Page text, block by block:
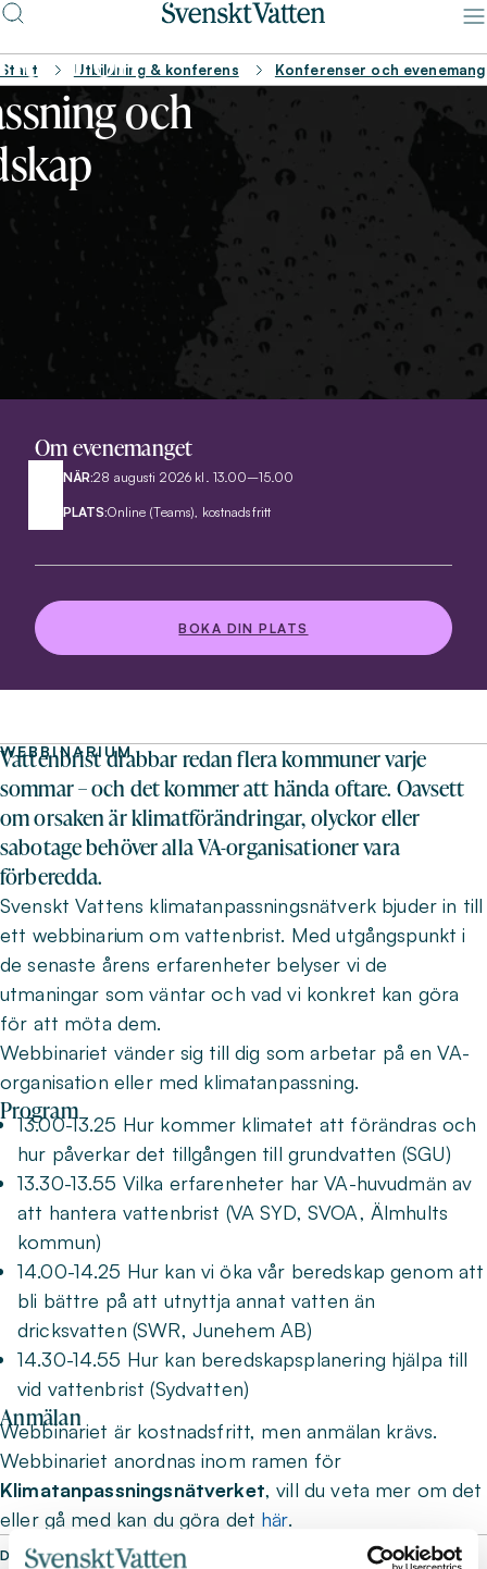
Start Utbildning & konferens Konferenser och evenemang
om
och
Om evenemanget
NÄR:28 augusti 2026 kl. 13.00–15.00
PLATS:Online (Teams), kostnadsfritt
BOKA DIN PLATS
WEBBINARIUM
Vattenbrist drabbar redan flera kommuner varje
sommar – och det kommer att hända oftare. Oavsett
om orsaken är klimatförändringar, olyckor eller
sabotage behöver alla VA-organisationer vara
förberedda.
Svenskt Vattens klimatanpassningsnätverk bjuder in till
ett webbinarium om vattenbrist. Med utgångspunkt i
de senaste årens erfarenheter belyser vi de
utmaningar som väntar och vad vi konkret kan göra
för att möta dem.
Webbinariet vänder sig till dig som arbetar på en VA-
organisation eller med klimatanpassning.
Program
13.00-13.25 Hur kommer klimatet att förändras och
hur påverkar det tillgången till grundvatten (SGU)
13.30-13.55 Vilka erfarenheter har VA-huvudmän av
att hantera vattenbrist (VA SYD, SVOA, Älmhults
kommun)
14.00-14.25 Hur kan vi öka vår beredskap genom att
bli bättre på att utnyttja annat vatten än
dricksvatten (SWR, Junehem AB)
14.30-14.55 Hur kan beredskapsplanering hjälpa till
vid vattenbrist (Sydvatten)
Anmälan
Webbinariet är kostnadsfritt, men anmälan krävs.
Webbinariet anordnas inom ramen för
Klimatanpassningsnätverket, vill du veta mer om det
eller gå med kan du göra det här.
DELA SIDAN